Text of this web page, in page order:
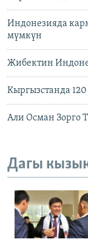
Индонезияда
мүмкүн
Жибектин
Кыргызстанда
Али Осман Зорго
Дагы